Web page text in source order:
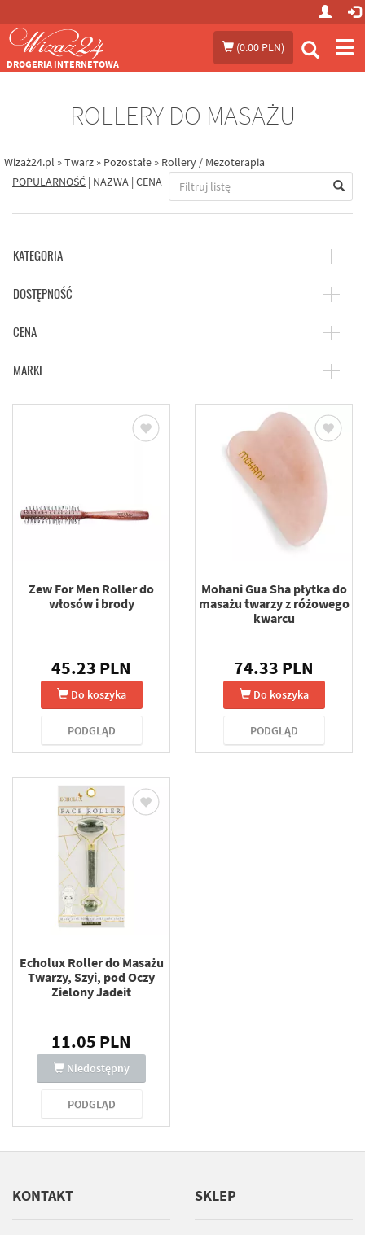
(0.00 PLN)
DROGERIA INTERNETOWA
ROLLERY DO MASAŻU
Wizaż24.pl »Twarz » Pozostałe » Rollery / Mezoterapia
POPULARNOŚĆ | NAZWA | CENA
KATEGORIA
DOSTĘPNOŚĆ
CENA
MARKI
Zew For Men Roller do
włosów i brody
45.23 PLN
Do koszyka
PODGLĄD
Mohani Gua Sha płytka do
masażu twarzy z różowego
kwarcu
74.33 PLN
Do koszyka
PODGLĄD
Echolux Roller do Masażu
Twarzy, Szyi, pod Oczy
Zielony Jadeit
11.05 PLN
Niedostępny
PODGLĄD
KONTAKT SKLEP